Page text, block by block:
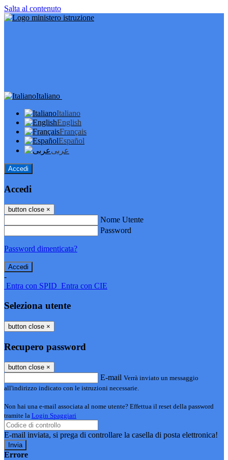
Salta al contenuto
Italiano
Italiano
English
Français
Español
عربى
Accedi
Accedi
button close ×
Nome Utente
Password
Password dimenticata?
-
Entra con SPID Entra con CIE
Seleziona utente
button close ×
Recupero password
button close ×
E-mail Verrà inviato un messaggio
all'indirizzo indicato con le istruzioni necessarie.
Non hai una e-mail associata al nome utente? Effettua il reset della password
tramite la Login Spaggiari
E-mail inviata, si prega di controllare la casella di posta elettronica!
Errore